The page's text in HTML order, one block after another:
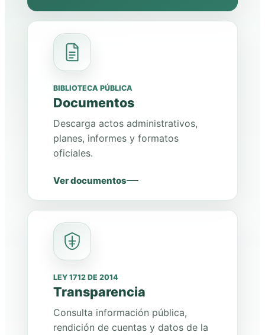
BIBLIOTECA PÚBLICA
Documentos
Descarga actos administrativos,
planes, informes y formatos
oficiales.
Ver documentos
LEY 1712 DE 2014
Transparencia
Consulta información pública,
rendición de cuentas y datos de la